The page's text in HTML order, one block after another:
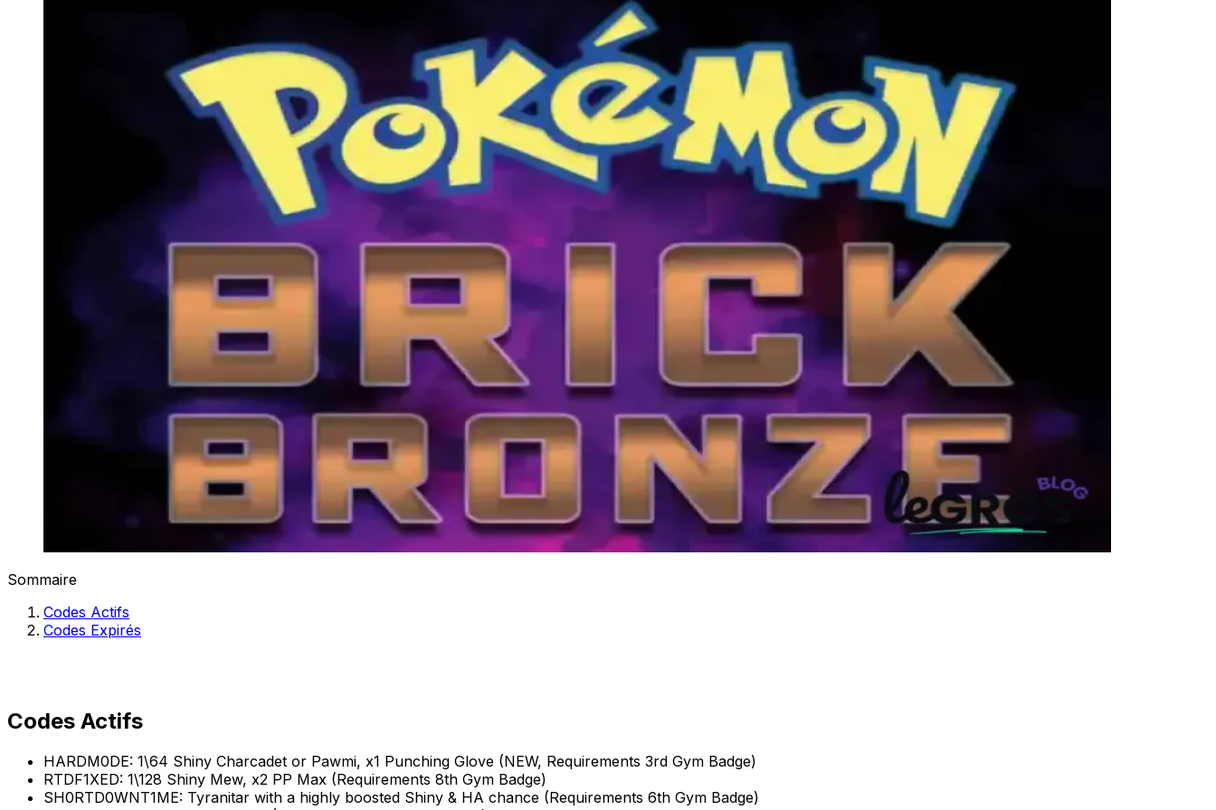
Sommaire
Codes Actifs
Codes Expirés
Codes Actifs
HARDM0DE: 1\64 Shiny Charcadet or Pawmi, x1 Punching Glove (NEW, Requirements 3rd Gym Badge)
RTDF1XED: 1\128 Shiny Mew, x2 PP Max (Requirements 8th Gym Badge)
SH0RTD0WNT1ME: Tyranitar with a highly boosted Shiny & HA chance (Requirements 6th Gym Badge)